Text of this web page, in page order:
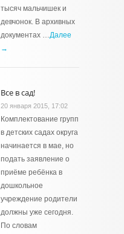
тысяч мальчишек и
девчонок. В архивных
документах …Далее
→
Все в сад!
20 января 2015, 17:02
Комплектование групп
в детских садах округа
начинается в мае, но
подать заявление о
приёме ребёнка в
дошкольное
учреждение родители
должны уже сегодня.
По словам